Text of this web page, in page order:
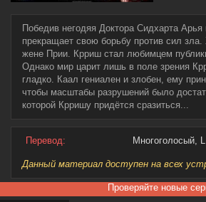
Победив негодяя Доктора Сидхарта
прекращает свою борьбу против сил
жене Прии. Крриш стал любимцем
Однако мир царит лишь в поле зрения
гладко. Каал гениален и злобен, ему
чтобы масштабы разрушений было
которой Крришу придётся сразиться...
Перевод: Многоголосый, L
Данный материал доступен на всех
Проверяйте новые